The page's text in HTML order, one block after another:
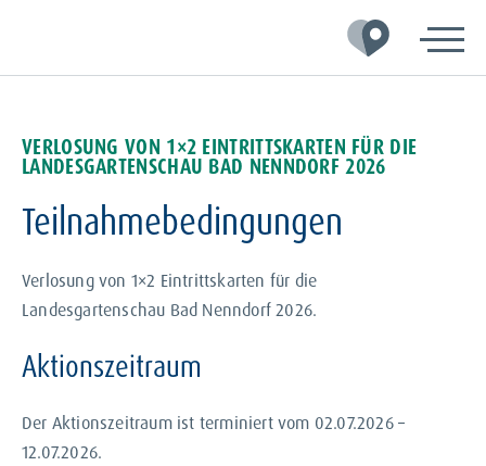
Hauptnavigation
Inhalt
Footer
VERLOSUNG VON 1×2 EINTRITTSKARTEN FÜR DIE
LANDESGARTENSCHAU BAD NENNDORF 2026
Teilnahmebedingungen
Verlosung von 1×2 Eintrittskarten für die
Landesgartenschau Bad Nenndorf 2026.
Aktionszeitraum
Der Aktionszeitraum ist terminiert vom 02.07.2026 –
12.07.2026.